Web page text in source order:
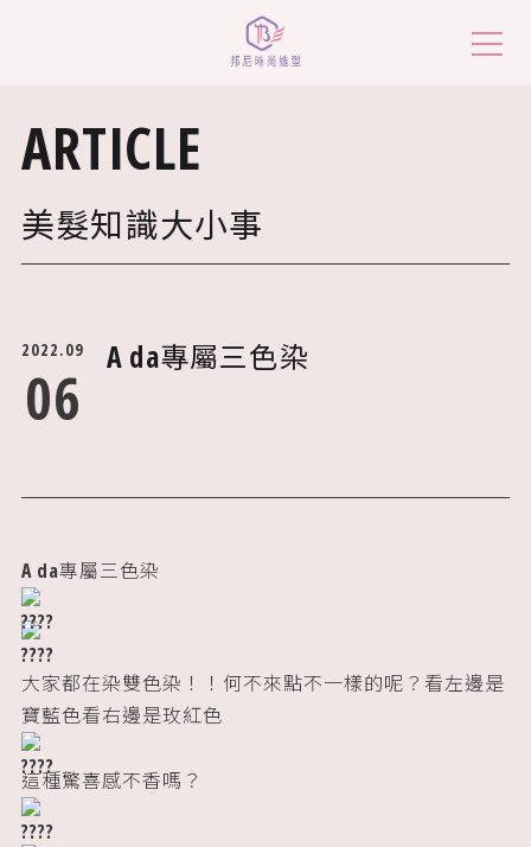
美髮知識大小事
價目表
預約諮詢
人力招募
ARTICLE
美髮知識大小事
2022.09
06
A da專屬三色染
A da專屬三色染
大家都在染雙色染！！何不來點不一樣的呢？看左邊是
寶藍色看右邊是玫紅色
這種驚喜感不香嗎？